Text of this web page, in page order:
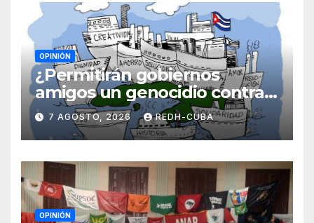
OPINIÓN
¿Permitirán gobiernos
amigos un genocidio contra
Cuba? Por Hedelberto López
Blanch
7 AGOSTO, 2026 REDH-CUBA
OPINIÓN